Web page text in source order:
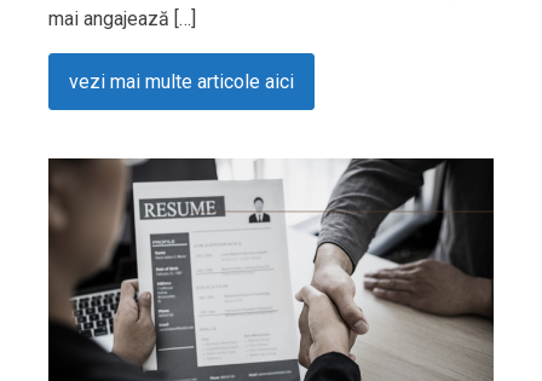
mai angajează […]
vezi mai multe articole aici